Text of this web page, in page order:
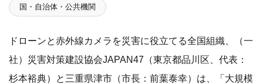
国・自治体・公共機関
ドローンと赤外線カメラを災害に役立てる全国組織、（一
社）災害対策建設協会JAPAN47（東京都品川区、代表：
杉本裕典）と三重県津市（市長：前葉泰幸）は、「大規模